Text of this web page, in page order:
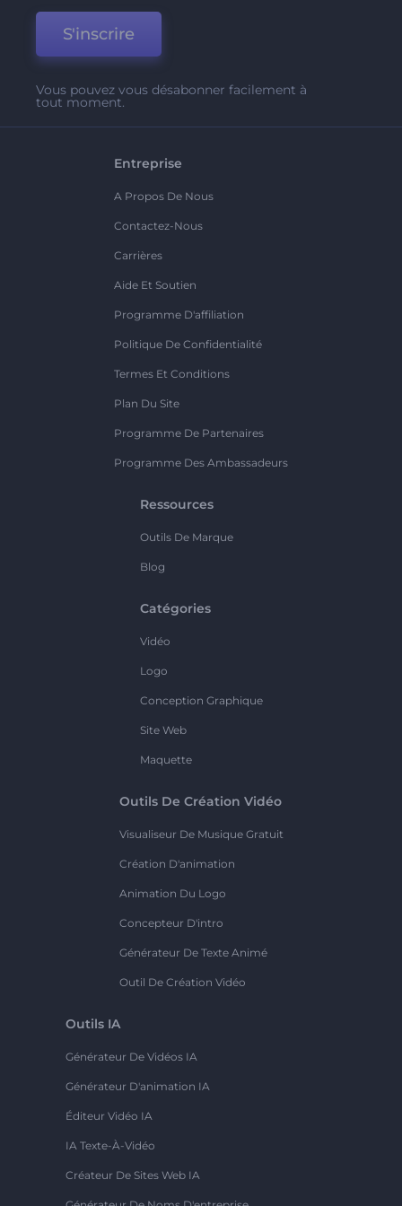
S'inscrire
Vous pouvez vous désabonner facilement à
tout moment.
Entreprise
A Propos De Nous
Contactez-Nous
Carrières
Aide Et Soutien
Programme D'affiliation
Politique De Confidentialité
Termes Et Conditions
Plan Du Site
Programme De Partenaires
Programme Des Ambassadeurs
Ressources
Outils De Marque
Blog
Catégories
Vidéo
Logo
Conception Graphique
Site Web
Maquette
Outils De Création Vidéo
Visualiseur De Musique Gratuit
Création D'animation
Animation Du Logo
Concepteur D'intro
Générateur De Texte Animé
Outil De Création Vidéo
Outils IA
Générateur De Vidéos IA
Générateur D'animation IA
Éditeur Vidéo IA
IA Texte-À-Vidéo
Créateur De Sites Web IA